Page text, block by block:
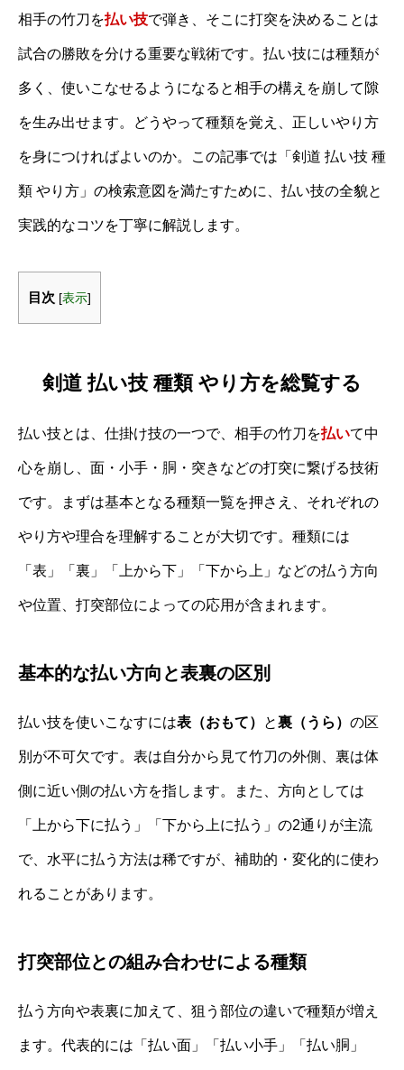
相手の竹刀を払い技で弾き、そこに打突を決めることは
試合の勝敗を分ける重要な戦術です。払い技には種類が
多く、使いこなせるようになると相手の構えを崩して隙
を生み出せます。どうやって種類を覚え、正しいやり方
を身につければよいのか。この記事では「剣道 払い技 種
類 やり方」の検索意図を満たすために、払い技の全貌と
実践的なコツを丁寧に解説します。
目次 [表示]
剣道 払い技 種類 やり方を総覧する
払い技とは、仕掛け技の一つで、相手の竹刀を払いて中
心を崩し、面・小手・胴・突きなどの打突に繋げる技術
です。まずは基本となる種類一覧を押さえ、それぞれの
やり方や理合を理解することが大切です。種類には
「表」「裏」「上から下」「下から上」などの払う方向
や位置、打突部位によっての応用が含まれます。
基本的な払い方向と表裏の区別
払い技を使いこなすには表（おもて） と裏（うら） の区
別が不可欠です。表は自分から見て竹刀の外側、裏は体
側に近い側の払い方を指します。また、方向としては
「上から下に払う」「下から上に払う」の2通りが主流
で、水平に払う方法は稀ですが、補助的・変化的に使わ
れることがあります。
打突部位との組み合わせによる種類
払う方向や表裏に加えて、狙う部位の違いで種類が増え
ます。代表的には「払い面」「払い小手」「払い胴」